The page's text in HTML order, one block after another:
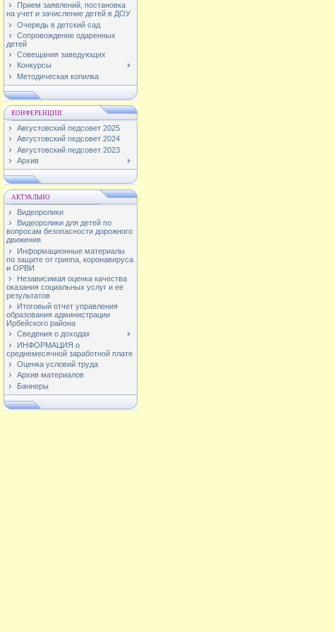
Прием заявлений, постановка
на учет и зачисление детей в ДОУ
Очередь в детский сад
Сопровождение одаренных
детей
Совещания заведующих
Конкурсы
Методическая копилка
КОНФЕРЕНЦИИ
Августовский педсовет 2025
Августовский педсовет 2024
Августовский педсовет 2023
Архив
АКТУАЛЬНО
Видеоролики
Видеоролики для детей по
вопросам безопасности дорожного
движения
Информационные материалы
по защите от гриппа, коронавируса
и ОРВИ
Независимая оценка качества
оказания социальных услуг и ее
результатов
Итоговый отчет управления
образования администрации
Ирбейского района
Сведения о доходах
ИНФОРМАЦИЯ о
среднемесячной заработной плате
Оценка условий труда
Архив материалов
Баннеры